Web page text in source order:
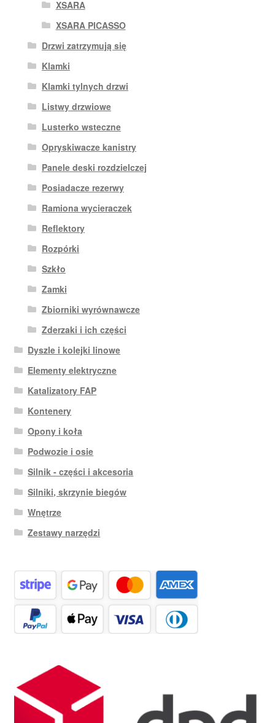
XSARA
XSARA PICASSO
Drzwi zatrzymują się
Klamki
Klamki tylnych drzwi
Listwy drzwiowe
Lusterko wsteczne
Opryskiwacze kanistry
Panele deski rozdzielczej
Posiadacze rezerwy
Ramiona wycieraczek
Reflektory
Rozpórki
Szkło
Zamki
Zbiorniki wyrównawcze
Zderzaki i ich części
Dyszle i kolejki linowe
Elementy elektryczne
Katalizatory FAP
Kontenery
Opony i koła
Podwozie i osie
Silnik - części i akcesoria
Silniki, skrzynie biegów
Wnętrze
Zestawy narzędzi